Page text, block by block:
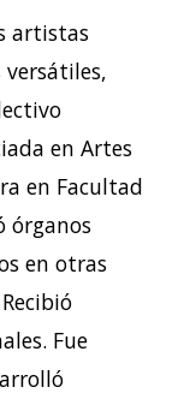
artistas
en Artes
en Facultad
órganos
en otras
Fue